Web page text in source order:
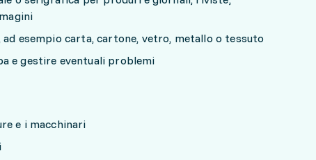
esempio carta, cartone, vetro, metallo o tessuto
e gestire eventuali problemi
e i macchinari